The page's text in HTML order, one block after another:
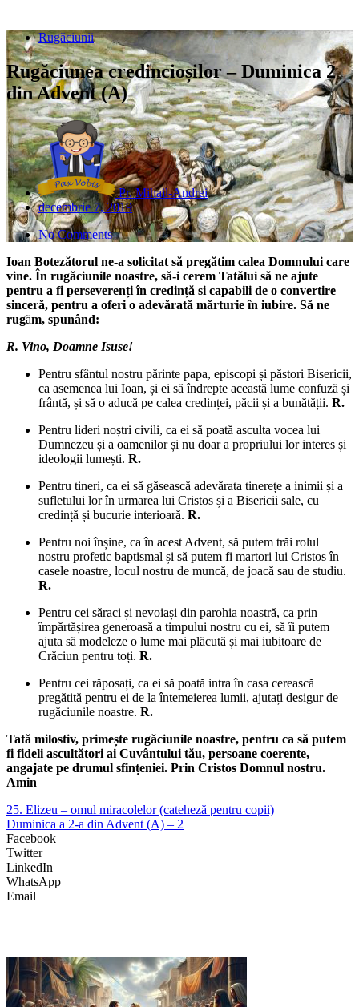
Rugăciunii
Rugăciunea credincioșilor – Duminica 2
din Advent (A)
Pr. Mihail-Andrei
decembrie 7, 2019
No Comments
Ioan Botezătorul ne-a solicitat să pregătim calea Domnului care
vine. În rugăciunile noastre, să-i cerem Tatălui să ne ajute
pentru a fi perseverenți în credință si capabili de o convertire
sinceră, pentru a oferi o adevărată mărturie în iubire. Să ne
rugăm, spunând:
R. Vino, Doamne Isuse!
Pentru sfântul nostru părinte papa, episcopi și păstori Bisericii,
ca asemenea lui Ioan, și ei să îndrepte această lume confuză și
frântă, și să o aducă pe calea credinței, păcii și a bunătății. R.
Pentru lideri noștri civili, ca ei să poată asculta vocea lui
Dumnezeu și a oamenilor și nu doar a propriului lor interes și
ideologii lumești. R.
Pentru tineri, ca ei să găsească adevărata tinerețe a inimii și a
sufletului lor în urmarea lui Cristos și a Bisericii sale, cu
credință și bucurie interioară. R.
Pentru noi înșine, ca în acest Advent, să putem trăi rolul
nostru profetic baptismal și să putem fi martori lui Cristos în
casele noastre, locul nostru de muncă, de joacă sau de studiu.
R.
Pentru cei săraci și nevoiași din parohia noastră, ca prin
împărtășirea generoasă a timpului nostru cu ei, să îi putem
ajuta să modeleze o lume mai plăcută și mai iubitoare de
Crăciun pentru toți. R.
Pentru cei răposați, ca ei să poată intra în casa cerească
pregătită pentru ei de la întemeierea lumii, ajutați desigur de
rugăciunile noastre. R.
Tată milostiv, primește rugăciunile noastre, pentru ca să putem
fi fideli ascultători ai Cuvântului tău, persoane coerente,
angajate pe drumul sfințeniei. Prin Cristos Domnul nostru.
Amin
25. Elizeu – omul miracolelor (cateheză pentru copii)
Duminica a 2-a din Advent (A) – 2
Facebook
Twitter
LinkedIn
WhatsApp
Email